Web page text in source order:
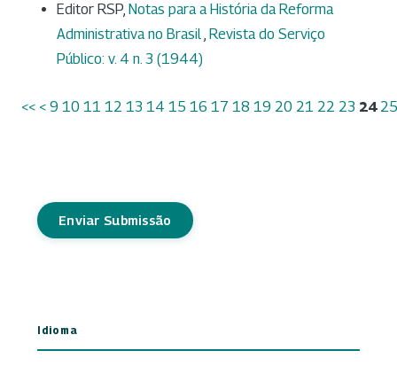
Editor RSP, Notas para a História da Reforma
Administrativa no Brasil, Revista do Serviço
Público: v. 4 n. 3 (1944)
<< < 9 10 11 12 13 14 15 16 17 18 19 20 21 22 23 24 25
Enviar Submissão
Idioma